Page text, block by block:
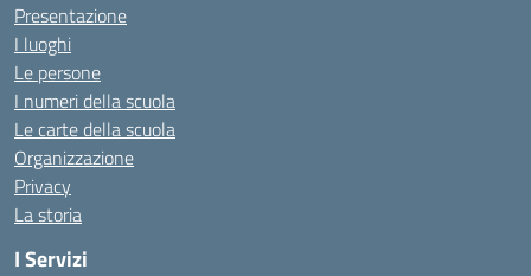
Presentazione
I luoghi
Le persone
I numeri della scuola
Le carte della scuola
Organizzazione
Privacy
La storia
I Servizi